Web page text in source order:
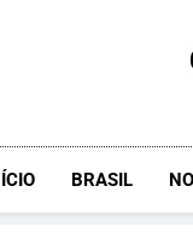
BRASIL